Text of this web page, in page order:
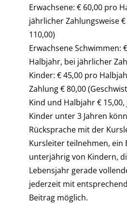
Erwachsene: € 60,00 pro
jährlicher Zahlungsweise
110,00)
Erwachsene Schwimmen:
Halbjahr, bei jährlicher
Kinder: € 45,00 pro
Zahlung € 80,00
Kind und Halbjahr €
Kinder unter 3 Jahren
Rücksprache mit der
Kursleiter teilnehmen, ein
unterjährig von Kindern,
Lebensjahr gerade
jederzeit mit
Beitrag möglich.